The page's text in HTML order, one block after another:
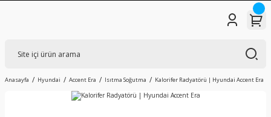
Anasayfa Hyundai Accent Era Isıtma Soğutma Kalorifer Radyatörü | Hyundai Accent Era